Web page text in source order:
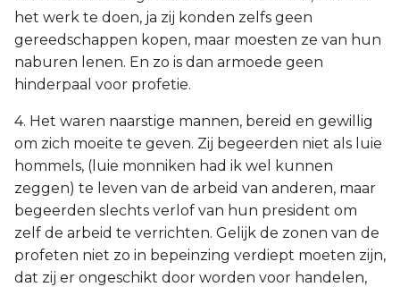
het werk te doen, ja zij konden zelfs geen
gereedschappen kopen, maar moesten ze van hun
naburen lenen. En zo is dan armoede geen
hinderpaal voor profetie.
4. Het waren naarstige mannen, bereid en gewillig
om zich moeite te geven. Zij begeerden niet als luie
hommels, (luie monniken had ik wel kunnen
zeggen) te leven van de arbeid van anderen, maar
begeerden slechts verlof van hun president om
zelf de arbeid te verrichten. Gelijk de zonen van de
profeten niet zo in bepeinzing verdiept moeten zijn,
dat zij er ongeschikt door worden voor handelen,